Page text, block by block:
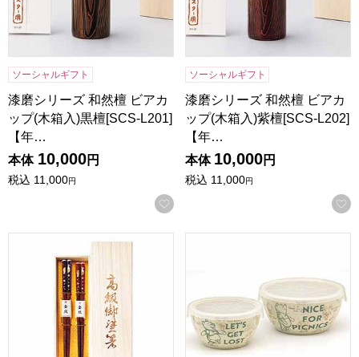
ソーシャルギフト
漆磨シリーズ 和然檀 ビアカ
ップ(木箱入)黒檀[SCS-L201]
【年…
本体 10,000円
税込 11,000円
お気に入りに登録する
ソーシャルギフト
漆磨シリーズ 和然檀 ビアカ
ップ(木箱入)紫檀[SCS-L202]
【年…
本体 10,000円
税込 11,000円
若狭塗 金紋満月うさぎ(桐箱入)[S-03184]【年間ギフト】